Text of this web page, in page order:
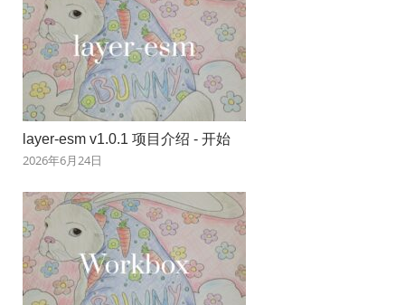
layer-esm v1.0.1 项目介绍 - 开始
2026年6月24日